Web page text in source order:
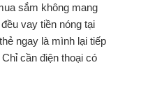
nhiều lúc cần vốn nhập
đến website qua bạn bè
đã giải quyết được công